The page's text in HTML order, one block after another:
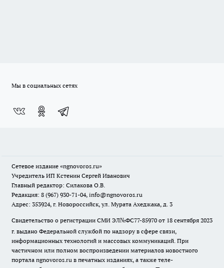
Мы в социальных сетях
Сетевое издание «ngnovoros.ru»
Учредитель ИП Кстенин Сергей Иванович
Главный редактор: Силакова О.В.
Редакция: 8 (967) 930-71-04, info@ngnovoros.ru
Адрес: 353924, г. Новороссийск, ул. Мурата Ахеджака, д. 3
Свидетельство о регистрации СМИ ЭЛ№ФС77-85970 от 18 сентября 2023
г. выдано Федеральной службой по надзору в сфере связи,
информационных технологий и массовых коммуникаций. При
частичном или полном воспроизведении материалов новостного
портала ngnovoros.ru в печатных изданиях, а также теле-